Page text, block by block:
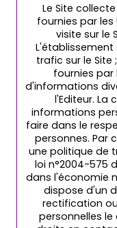
Le Site
fournies par
visite sur le
trafic sur le Site
fournies par
d'informations
l'Editeur. La
informations
faire dans le
personnes. Par
une politique de
loi n°2004-575
dans l'économie
dispose d'un
rectification
personnelles